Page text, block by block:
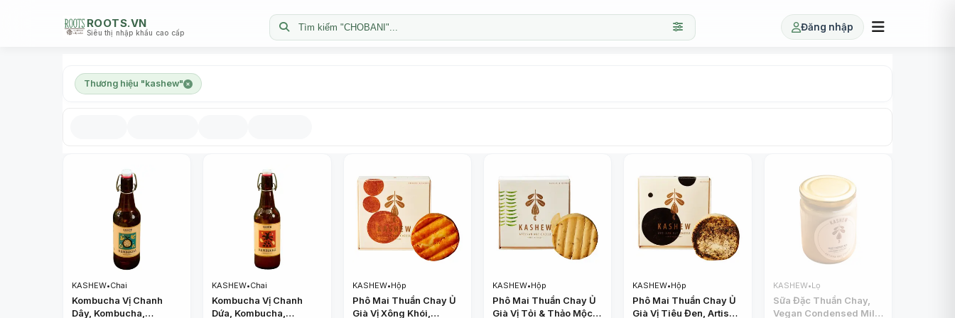
ROOTS.VN
Siêu thị nhập khẩu cao cấp
Tìm kiếm "CHOBANI"... Đăng nhập
Thương hiệu "kashew"
KASHEW•Chai
Kombucha Vị Chanh
Dây, Kombucha,
KASHEW•Chai
Kombucha Vị Chanh
Dứa, Kombucha,
KASHEW•Hộp
Phô Mai Thuần Chay Ủ
Già Vị Xông Khói,
KASHEW•Hộp
Phô Mai Thuần Chay Ủ
Già Vị Tỏi & Thảo Mộc,
KASHEW•Hộp
Phô Mai Thuần Chay Ủ
Già Vị Tiêu Đen, Artisan
KASHEW•Lọ
Sữa Đặc Thuần Chay,
Vegan Condensed Milk